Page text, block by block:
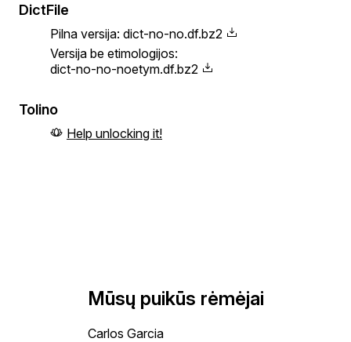
DictFile
Pilna versija: dict-no-no.df.bz2
Versija be etimologijos:
dict-no-no-noetym.df.bz2
Tolino
Help unlocking it!
Mūsų puikūs rėmėjai
Carlos Garcia